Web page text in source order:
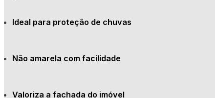
Ideal para proteção de chuvas
Não amarela com facilidade
Valoriza a fachada do imóvel